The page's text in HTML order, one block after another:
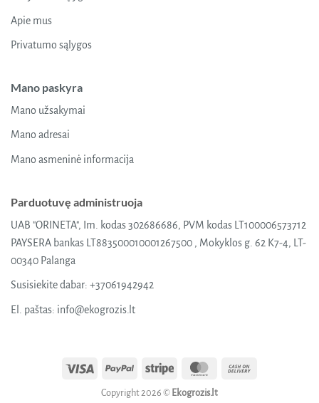
Apie mus
Privatumo sąlygos
Mano paskyra
Mano užsakymai
Mano adresai
Mano asmeninė informacija
Parduotuvę administruoja
UAB "ORINETA", Im. kodas 302686686, PVM kodas LT100006573712
PAYSERA bankas LT883500010001267500 , Mokyklos g. 62 K7-4, LT-
00340 Palanga
Susisiekite dabar: +37061942942
El. paštas: info@ekogrozis.lt
Visa PayPal Stripe MasterCard
Copyright 2026 © Ekogrozis.lt